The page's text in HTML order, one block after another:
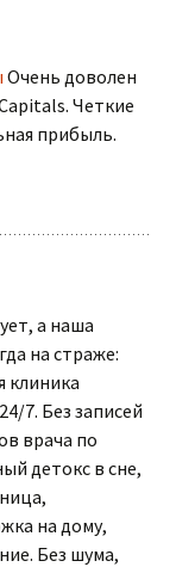
Очень доволен
Четкие
прибыль.
а наша
на страже:
клиника
7. Без записей
врача по
детокс в сне,
на дому,
Без шума,